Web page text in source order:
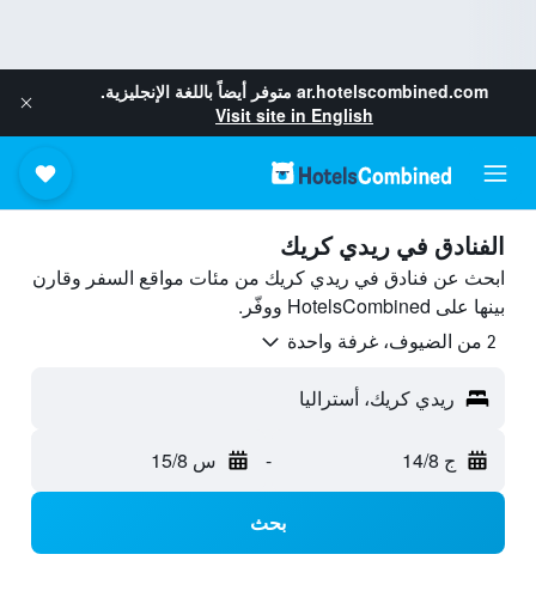
ar.hotelscombined.com متوفر أيضاً باللغة الإنجليزية.
Visit site in English
الفنادق في ريدي كريك
ابحث عن فنادق في ريدي كريك من مئات مواقع السفر وقارن
بينها على HotelsCombined ووفّر.
2 من الضيوف، غرفة واحدة
ريدي كريك، أستراليا
ج 14/8 - س 15/8
بحث